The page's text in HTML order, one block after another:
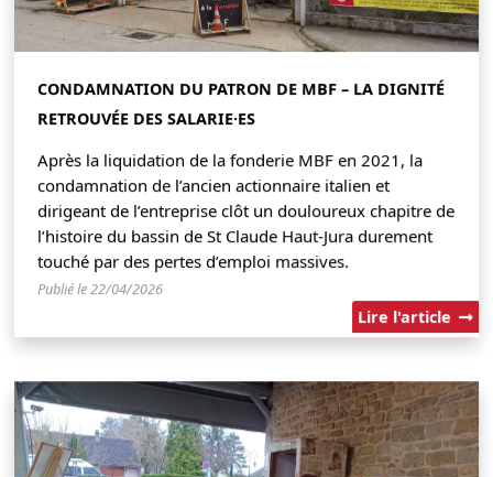
CONDAMNATION DU PATRON DE MBF – LA DIGNITÉ
RETROUVÉE DES SALARIE·ES
Après la liquidation de la fonderie MBF en 2021, la
condamnation de l’ancien actionnaire italien et
dirigeant de l’entreprise clôt un douloureux chapitre de
l’histoire du bassin de St Claude Haut-Jura durement
touché par des pertes d’emploi massives.
Publié le 22/04/2026
Lire l'article